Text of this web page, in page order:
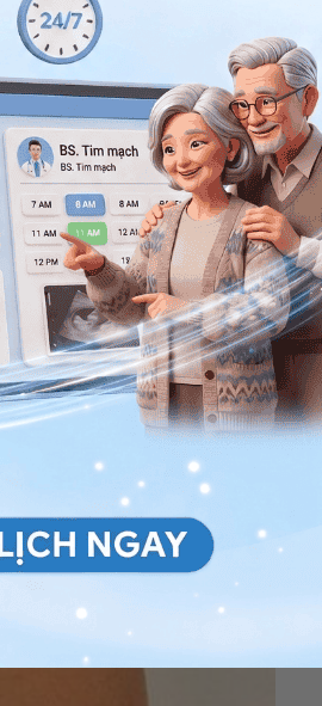
của người bệnh khiến họ bị
xuất quá nhiều collagen -
dư thừa có thể dẫn
bì thường được chẩn đoán
đoánxơ cứng bì cục bộ,
và các vấn đề liên quan.
phải mắc cácbệnh tự miễn